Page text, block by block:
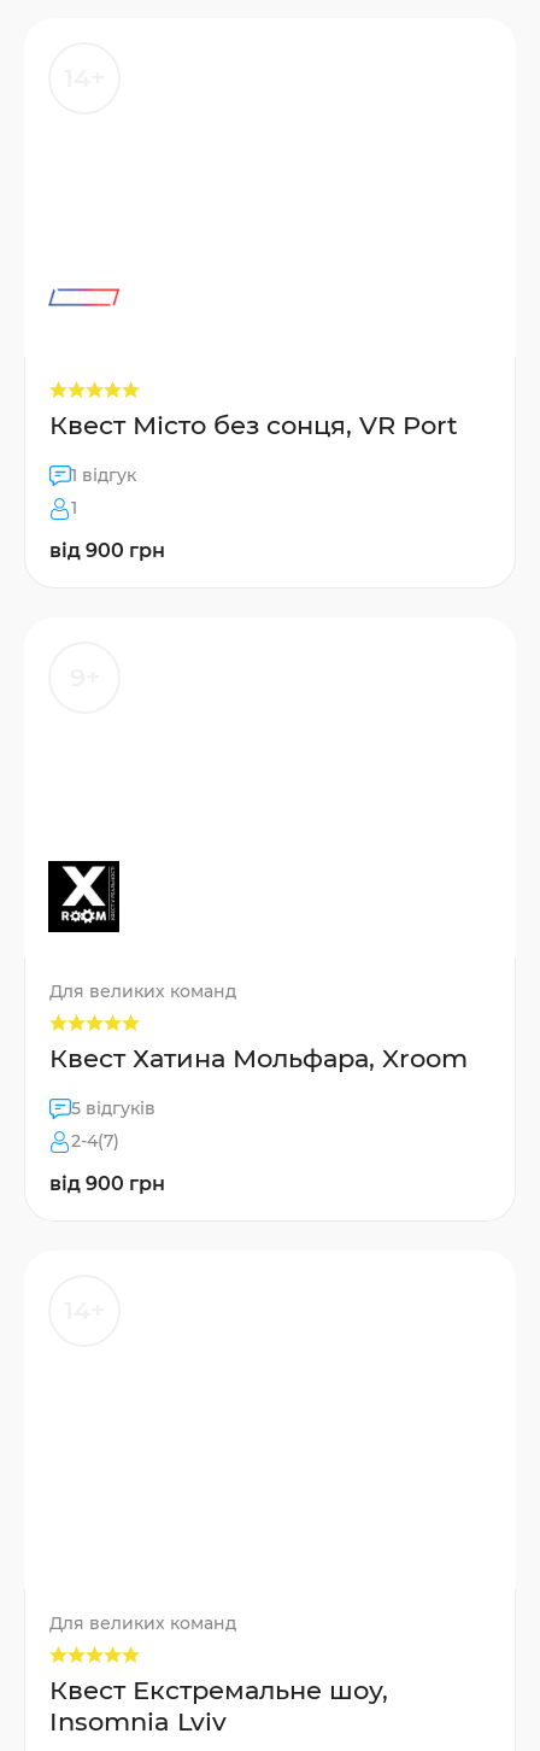
Квест Місто без сонця, VR Port
1 відгук
1
від 900 грн
Для великих команд
Квест Хатина Мольфара, Xroom
5 відгуків
2-4(7)
від 900 грн
Для великих команд
Квест Екстремальне шоу,
Insomnia Lviv